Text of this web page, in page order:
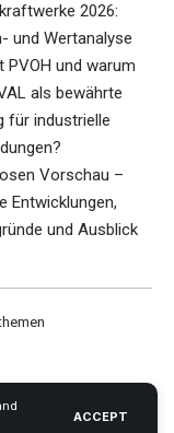
ACCEPT
2026:
und Wertanalyse
PVOH und warum
als bewährte
für industrielle
Vorschau –
Entwicklungen,
und Ausblick